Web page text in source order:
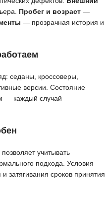
Пробег и возраст —
— прозрачная история и
седаны, кроссоверы,
версии. Состояние
— каждый случай
учитывать
подхода. Условия
затягивания сроков принятия